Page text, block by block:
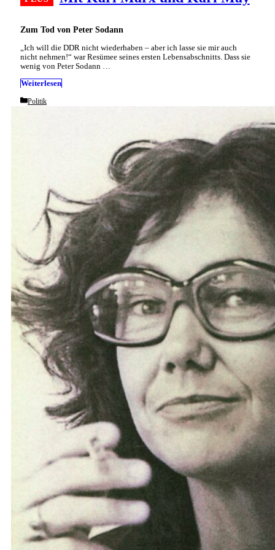
Zum Tod von Peter Sodann
„Ich will die DDR nicht wiederhaben – aber ich lasse sie mir auch
nicht nehmen!“ war Resümee seines ersten Lebensabschnitts. Dass sie
wenig von Peter Sodann …
Weiterlesen
Categories
Politik